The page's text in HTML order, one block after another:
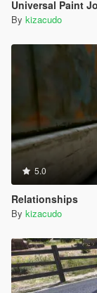
Universal Paint
By kizacudo
5.0
Relationships
By kizacudo